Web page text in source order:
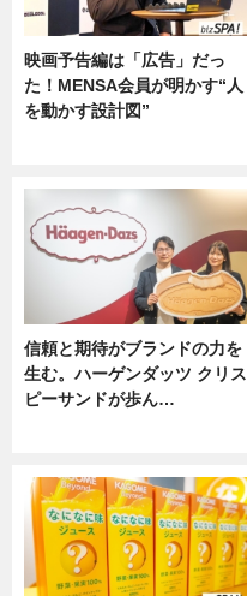
映画予告編は「広告」だっ
た！MENSA会員が明かす“人
を動かす設計図”
信頼と期待がブランドの力を
生む。ハーゲンダッツ クリス
ピーサンドが歩ん…